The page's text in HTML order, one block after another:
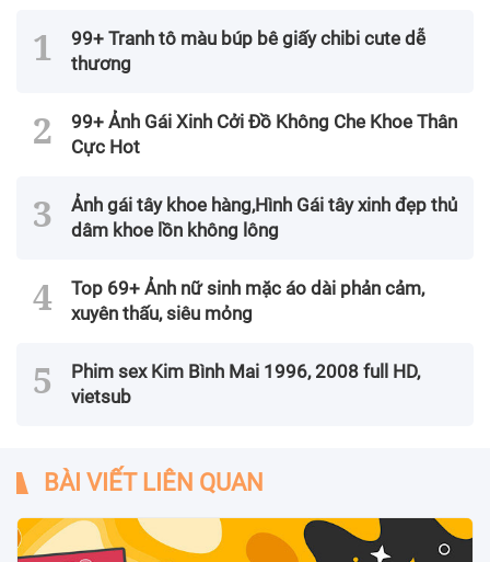
99+ Tranh tô màu búp bê giấy chibi cute dễ
thương
99+ Ảnh Gái Xinh Cởi Đồ Không Che Khoe Thân
Cực Hot
Ảnh gái tây khoe hàng,Hình Gái tây xinh đẹp thủ
dâm khoe lồn không lông
Top 69+ Ảnh nữ sinh mặc áo dài phản cảm,
xuyên thấu, siêu mỏng
Phim sex Kim Bình Mai 1996, 2008 full HD,
vietsub
BÀI VIẾT LIÊN QUAN